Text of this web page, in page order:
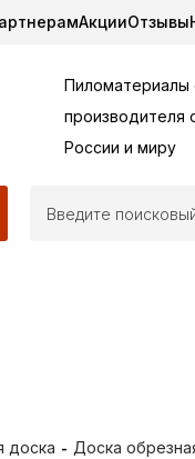
АкцииОтзывы
Пиломатериалы
производителя
России и миру
доска Доска